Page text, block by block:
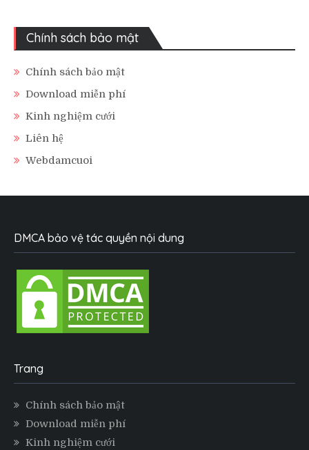
Chính sách bảo mật
Chính sách bảo mật
Download miễn phí
Kinh nghiệm cưới
Liên hệ
Webdamcuoi
DMCA bảo vệ tác quyền nội dung
Trang
Chính sách bảo mật
Download miễn phí
Kinh nghiệm cưới